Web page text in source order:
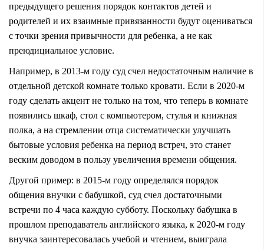
предыдущего решения порядок контактов детей и
родителей и их взаимные привязанности будут оцениваться
с точки зрения привычности для ребенка, а не как
преюдициальное условие.
Например, в 2013-м году суд счел недостаточным наличие в
отдельной детской комнате только кровати. Если в 2020-м
году сделать акцент не только на том, что теперь в комнате
появились шкаф, стол с компьютером, стулья и книжная
полка, а на стремлении отца систематически улучшать
бытовые условия ребенка на период встреч, это станет
веским доводом в пользу увеличения времени общения.
Другой пример: в 2015-м году определялся порядок
общения внучки с бабушкой, суд счел достаточными
встречи по 4 часа каждую субботу. Поскольку бабушка в
прошлом преподаватель английского языка, к 2020-м году
внучка заинтересовалась учебой и чтением, выиграла